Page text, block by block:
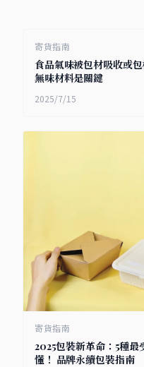
寄貨指南
食品氣味被包材吸收或
無味材料是關鍵
2025/7/15
寄貨指南
2025包裝新革命：5種
懂！ 品牌永續包裝指南